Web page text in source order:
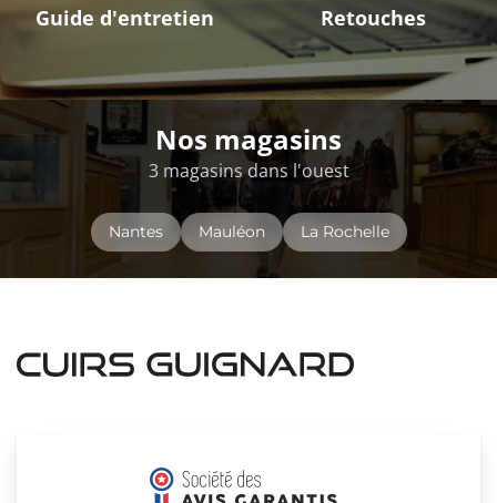
Guide d'entretien Retouches
Nos magasins
3 magasins dans l'ouest
Nantes Mauléon La Rochelle